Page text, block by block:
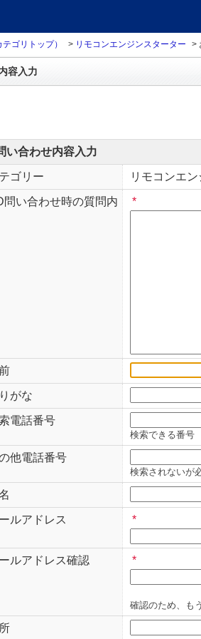
ゴリトップ） > リモコンエンジンスターター >
容入力
い合わせ内容入力
ゴリー リモコンエ
問い合わせ時の質問内
*
がな
電話番号
検索できる番号
他電話番号
検索されないが
ルアドレス *
ルアドレス確認 *
確認のため、も